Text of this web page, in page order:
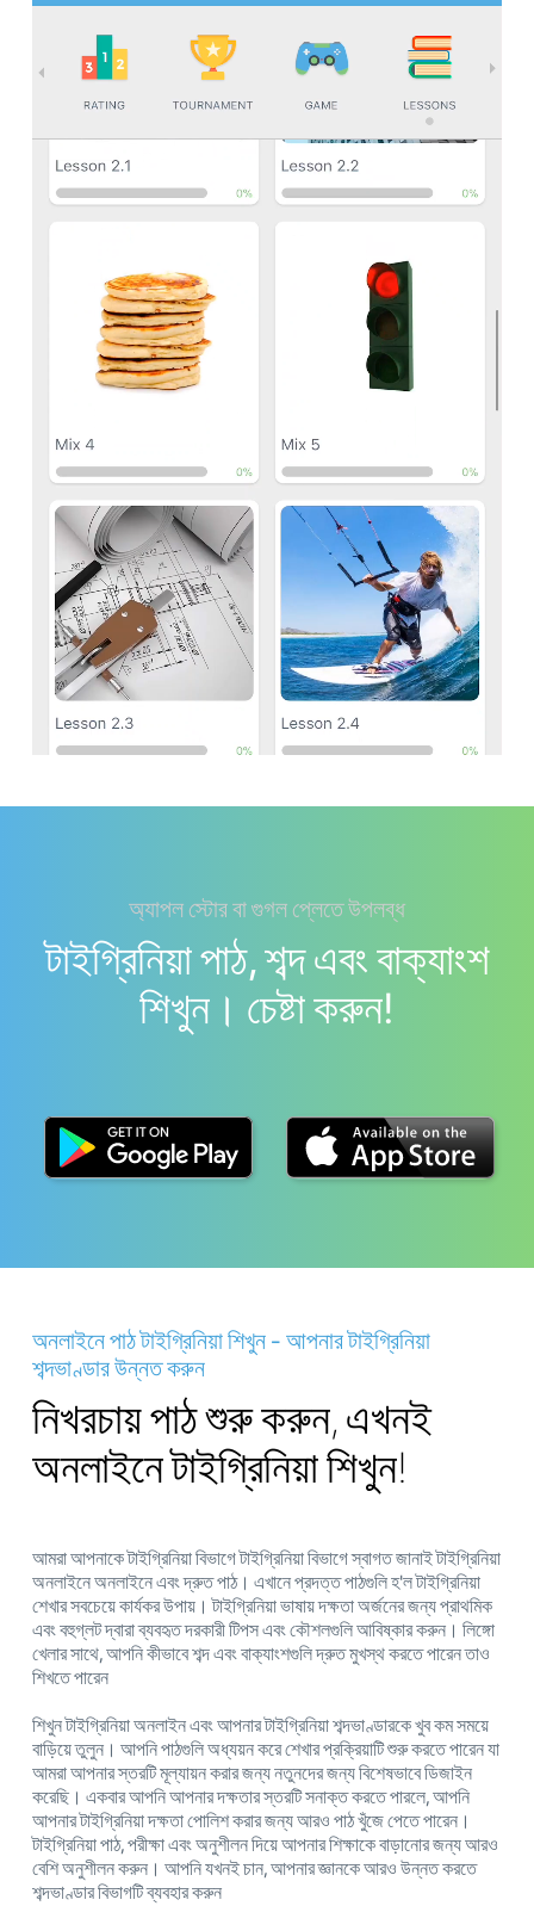
অ্যাপল স্টোর বা গুগল প্লেতে উপলব্ধ
টাইগ্রিনিয়া পাঠ, শব্দ এবং বাক্যাংশ
শিখুন। চেষ্টা করুন!
অনলাইনে পাঠ টাইগ্রিনিয়া শিখুন - আপনার টাইগ্রিনিয়া
শব্দভাণ্ডার উন্নত করুন
নিখরচায় পাঠ শুরু করুন, এখনই
অনলাইনে টাইগ্রিনিয়া শিখুন!
আমরা আপনাকে টাইগ্রিনিয়া বিভাগে টাইগ্রিনিয়া বিভাগে স্বাগত জানাই টাইগ্রিনিয়া
অনলাইনে অনলাইনে এবং দ্রুত পাঠ। এখানে প্রদত্ত পাঠগুলি হ'ল টাইগ্রিনিয়া
শেখার সবচেয়ে কার্যকর উপায়। টাইগ্রিনিয়া ভাষায় দক্ষতা অর্জনের জন্য প্রাথমিক
এবং বহুগ্লট দ্বারা ব্যবহৃত দরকারী টিপস এবং কৌশলগুলি আবিষ্কার করুন। লিঙ্গো
খেলার সাথে, আপনি কীভাবে শব্দ এবং বাক্যাংশগুলি দ্রুত মুখস্থ করতে পারেন তাও
শিখতে পারেন
শিখুন টাইগ্রিনিয়া অনলাইন এবং আপনার টাইগ্রিনিয়া শব্দভাণ্ডারকে খুব কম সময়ে
বাড়িয়ে তুলুন। আপনি পাঠগুলি অধ্যয়ন করে শেখার প্রক্রিয়াটি শুরু করতে পারেন যা
আমরা আপনার স্তরটি মূল্যায়ন করার জন্য নতুনদের জন্য বিশেষভাবে ডিজাইন
করেছি। একবার আপনি আপনার দক্ষতার স্তরটি সনাক্ত করতে পারলে, আপনি
আপনার টাইগ্রিনিয়া দক্ষতা পোলিশ করার জন্য আরও পাঠ খুঁজে পেতে পারেন।
টাইগ্রিনিয়া পাঠ, পরীক্ষা এবং অনুশীলন দিয়ে আপনার শিক্ষাকে বাড়ানোর জন্য আরও
বেশি অনুশীলন করুন। আপনি যখনই চান, আপনার জ্ঞানকে আরও উন্নত করতে
শব্দভাণ্ডার বিভাগটি ব্যবহার করুন